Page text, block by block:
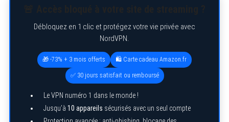
Débloquez en 1 clic et protégez votre vie privée avec
NordVPN.
🎁 -73% + 3 mois offerts 🛍️ Carte cadeau Amazon.fr
✅ 30 jours satisfait ou remboursé
Le VPN numéro 1 dans le monde !
Jusqu’à 10 appareils sécurisés avec un seul compte